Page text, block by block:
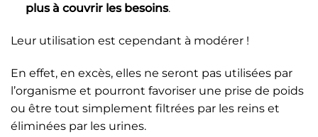
plus à couvrir les besoins.
Leur utilisation est cependant à modérer !
En effet, en excès, elles ne seront pas utilisées par
l’organisme et pourront favoriser une prise de poids
ou être tout simplement filtrées par les reins et
éliminées par les urines.